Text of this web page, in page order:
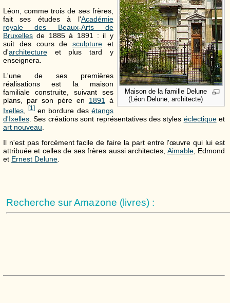
Maison de la famille Delune
(Léon Delune, architecte)
Léon, comme trois de ses frères,
fait ses études à l'Académie
royale des Beaux-Arts de
Bruxelles de 1885 à 1891 : il y
suit des cours desculpture et
d'architecture et plus tard y
enseignera.
L'une de ses premières
réalisations est la maison
familiale construite, suivant ses
plans, par son père en 1891
à
Ixelles ,[1] en bordure des étangs
d'Ixelles . Ses créations sont représentatives des styles éclectiqueet
art nouveau
Il n'est pas forcément facile de faire la part entre l'œuvre qui lui est
attribuée et celles de ses frères aussi architectes, Aimable, Edmond
et Ernest Delune.
Recherche sur Amazone (livres) :